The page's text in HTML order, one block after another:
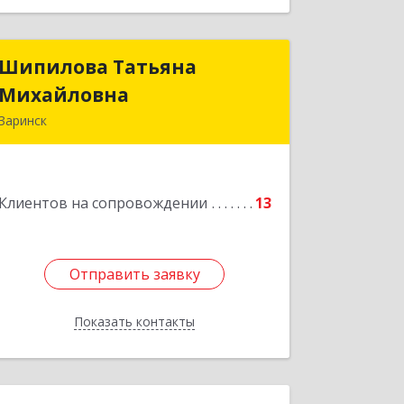
Шипилова Татьяна
Михайловна
Клиентов на сопровождении 13
Отправить заявку
Показать контакты
Шипилова Татьяна
Отправить заявку
Назад